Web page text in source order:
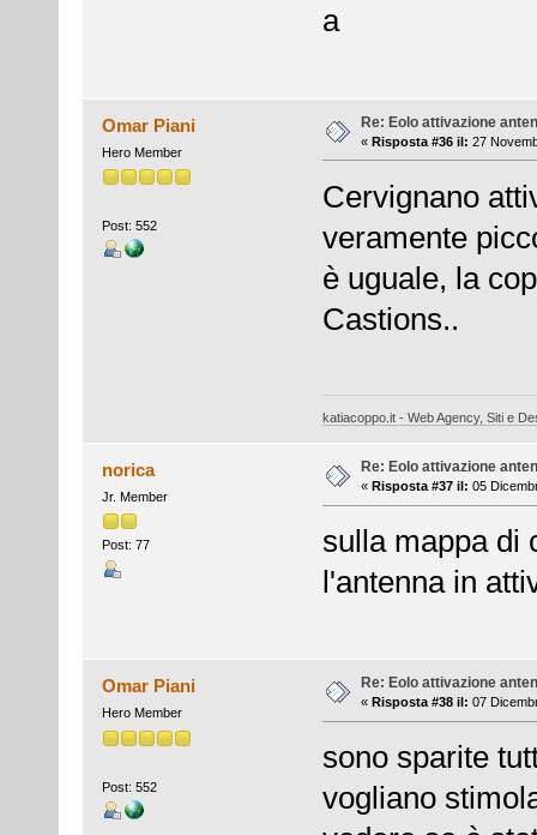
a
Omar Piani
Hero Member
Post: 552
Re: Eolo attivazione
« Risposta #36 il: 27
Cervignano
veramente
è uguale, la
Castions..
katiacoppo.it - Web Agency, Siti e
norica
Jr. Member
Post: 77
Re: Eolo attivazione
« Risposta #37 il: 05
sulla mappa di
l'antenna in
Omar Piani
Hero Member
Post: 552
Re: Eolo attivazione
« Risposta #38 il: 07
sono sparite
vogliano